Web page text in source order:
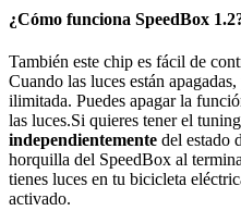
¿Cómo funciona SpeedBox
También este chip es fácil de
Cuando las luces están
ilimitada. Puedes apagar la
las luces.Si quieres tener el
independientemente del estado
horquilla del SpeedBox al
tienes luces en tu bicicleta
activado.